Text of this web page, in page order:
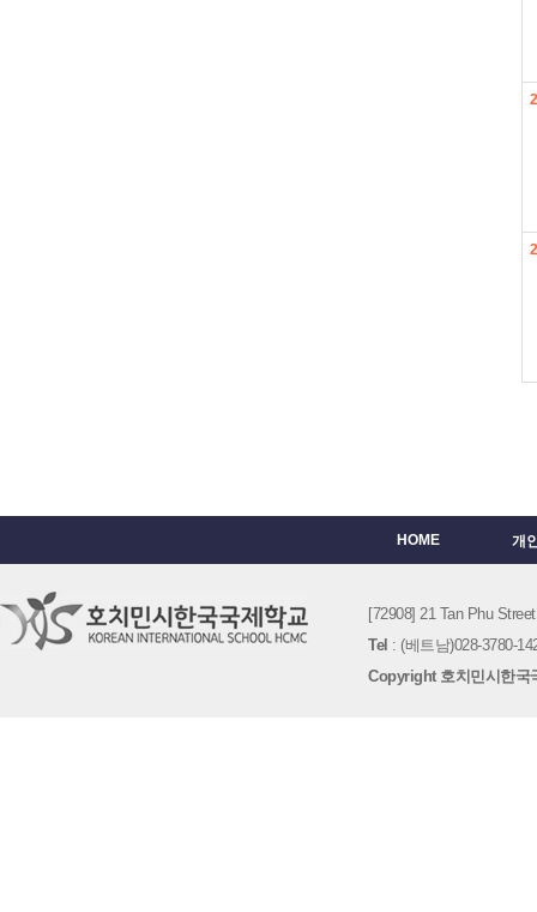
HOME 개
[72908] 21 Tan Phu
Tel : (베트남)028-3780-
Copyright 호치민시한국